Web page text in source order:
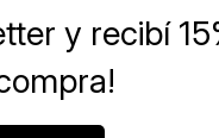
y recibí